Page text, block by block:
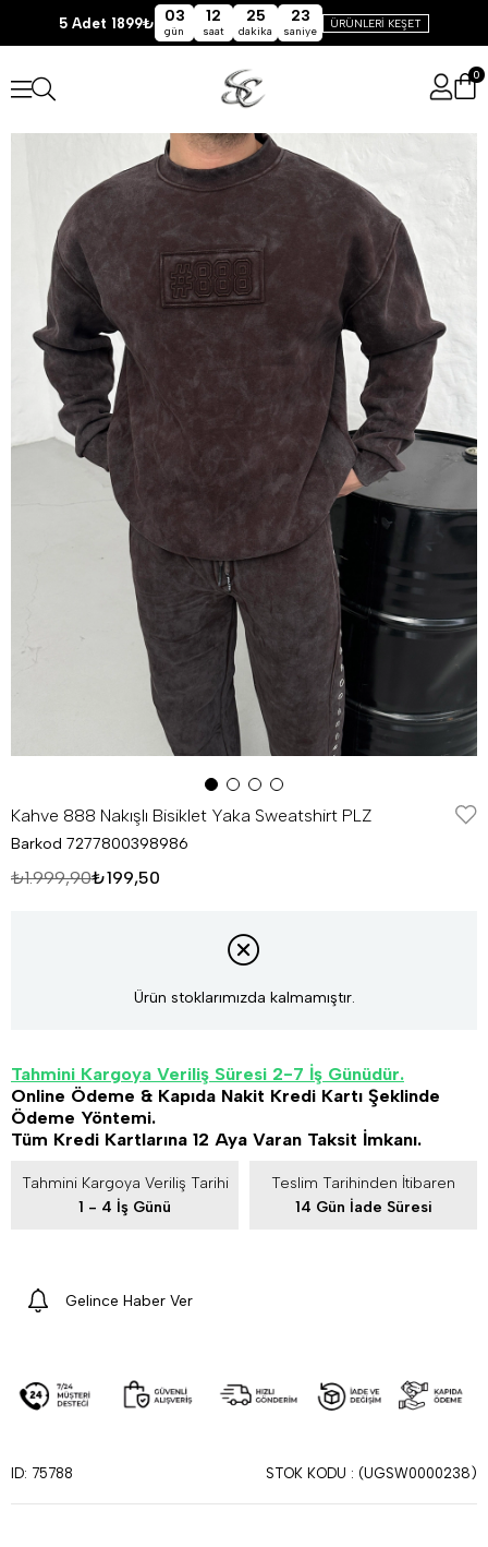
5 Adet 1899₺ 03
gün
12
saat
25
dakika
22
saniye
ÜRÜNLERİ KEŞET
0
Kahve 888 Nakışlı Bisiklet Yaka Sweatshirt PLZ
Barkod 7277800398986
₺1.999,90₺199,50
Ürün stoklarımızda kalmamıştır.
Tahmini Kargoya Veriliş Süresi 2-7 İş Günüdür.
Online Ödeme & Kapıda Nakit Kredi Kartı Şeklinde
Ödeme Yöntemi.
Tüm Kredi Kartlarına 12 Aya Varan Taksit İmkanı.
Tahmini Kargoya Veriliş Tarihi
1 - 4 İş Günü
Teslim Tarihinden İtibaren
14 Gün İade Süresi
Gelince Haber Ver
ID: 75788 STOK KODU (UGSW0000238)